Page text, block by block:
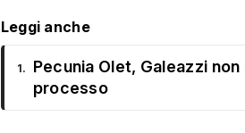
Leggi anche
1.
Pecunia Olet, Galeazzi
processo